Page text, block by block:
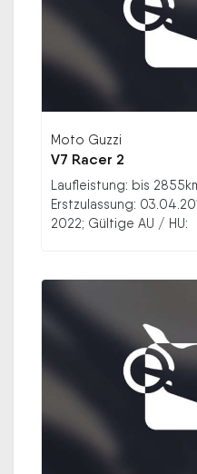
Moto Guzzi
V7 Racer 2
Laufleistung: bis
Erstzulassung:
2022; Gültige AU / HU: